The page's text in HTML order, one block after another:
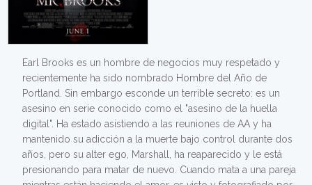
Earl Brooks es un hombre de negocios muy respetado y
recientemente ha sido nombrado Hombre del Año de
Portland. Sin embargo esconde un terrible secreto: es un
asesino en serie conocido como el "asesino de la huella
digital". Ha estado asistiendo a las reuniones de AA y ha
mantenido su adicción a la muerte bajo control durante dos
años, pero su alter ego, Marshall, ha reaparecido y le está
presionando para matar de nuevo. Cuando mata a una pareja